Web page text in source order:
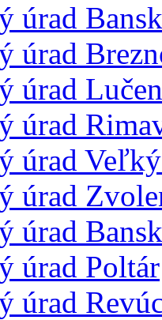
úrad
úrad
úrad
úrad
úrad
úrad
úrad
úrad Poltár
úrad